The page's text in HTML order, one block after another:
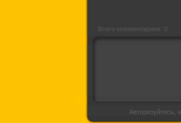
Всего комментариев: 0
Авторизуйтесь,